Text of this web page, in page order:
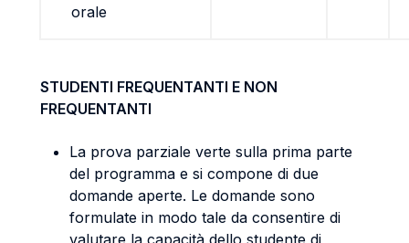
orale
STUDENTI FREQUENTANTI E NON
FREQUENTANTI
La prova parziale verte sulla prima parte
del programma e si compone di due
domande aperte. Le domande sono
formulate in modo tale da consentire di
valutare la capacità dello studente di